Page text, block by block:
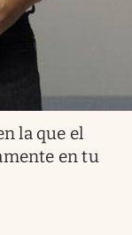
la que el
en tu